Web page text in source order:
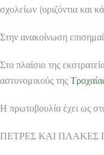
σχολείων (οριζόντια και
Στην ανακοίνωση
Στο πλαίσιο της
αστυνομικούς της
Η πρωτοβουλία έχει ως
ΠΕΤΡΕΣ ΚΑΙ ΠΛΑΚΕΣ